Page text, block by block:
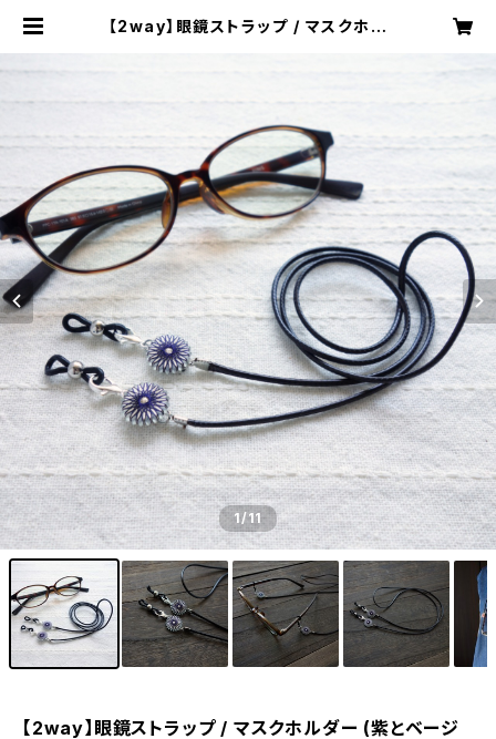
【2way】眼鏡ストラップ / マスクホル
1/11
【2way】眼鏡ストラップ / マスクホルダー (紫とベージ